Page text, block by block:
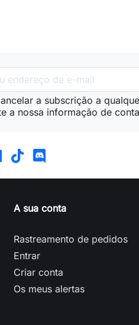
a subscrição a
a nossa informação de
A sua conta
Rastreamento de pedidos
Entrar
Criar conta
Os meus alertas